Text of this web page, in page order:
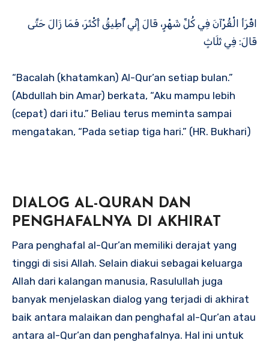
اقْرَأ الْقُرْآنَ فِي كُلِّ شَهْرٍ، قَالَ إِنِّي أُطِيقُ أَكْثَرَ، فَمَا زَالَ حَتَّى
قَالَ: فِي ثَلَاثٍ
“Bacalah (khatamkan) Al-Qur’an setiap bulan.”
(Abdullah bin Amar) berkata, “Aku mampu lebih
(cepat) dari itu.” Beliau terus meminta sampai
mengatakan, “Pada setiap tiga hari.” (HR. Bukhari)
DIALOG AL-QURAN DAN
PENGHAFALNYA DI AKHIRAT
Para penghafal al-Qur’an memiliki derajat yang
tinggi di sisi Allah. Selain diakui sebagai keluarga
Allah dari kalangan manusia, Rasulullah juga
banyak menjelaskan dialog yang terjadi di akhirat
baik antara malaikan dan penghafal al-Qur’an atau
antara al-Qur’an dan penghafalnya. Hal ini untuk